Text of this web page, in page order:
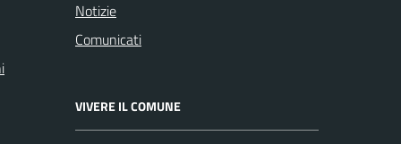
Notizie
Comunicati
VIVERE IL COMUNE